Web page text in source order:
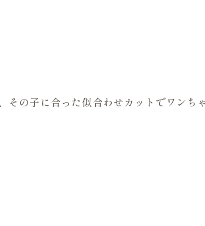
その子に合った似合わせカットでワンち